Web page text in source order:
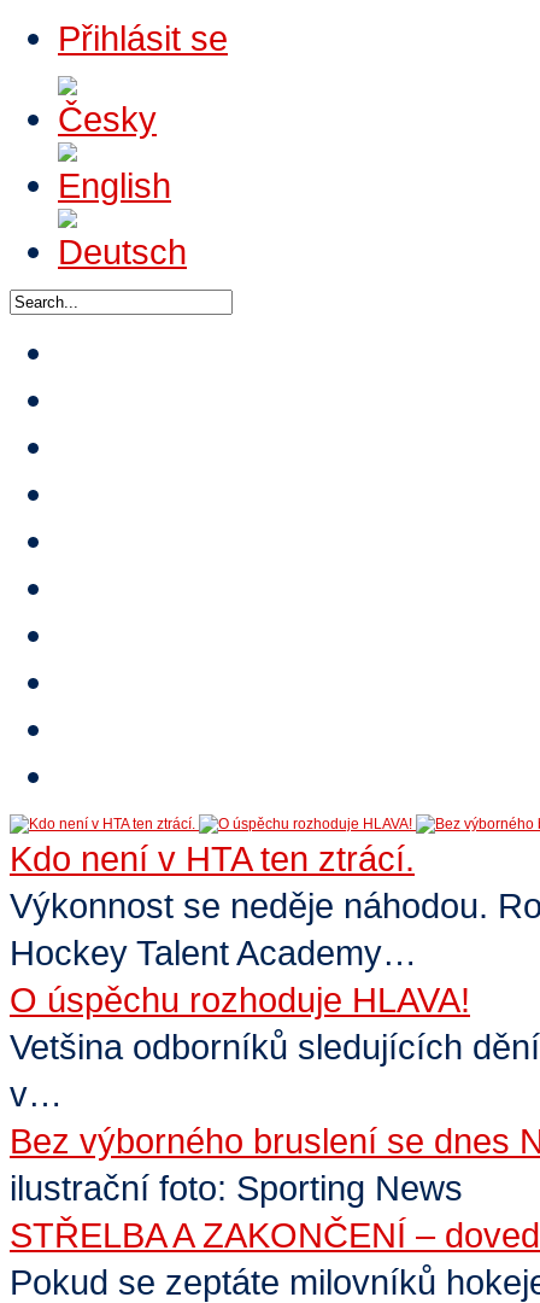
Přihlásit se
Kdo není v HTA ten ztrácí.
Výkonnost se neděje náhodou.
Hockey Talent Academy…
O úspěchu rozhoduje HLAVA!
Vetšina odborníků sledujících
v…
Bez výborného bruslení se dnes
ilustrační foto: Sporting News
STŘELBA A ZAKONČENÍ –
Pokud se zeptáte milovníků